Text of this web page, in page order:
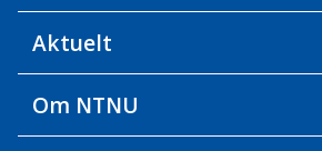
Aktuelt
Om NTNU